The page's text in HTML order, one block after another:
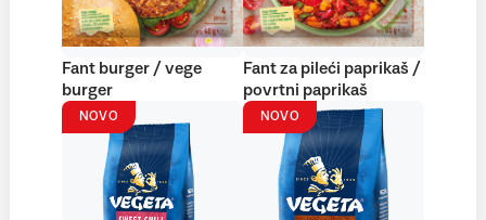
Fant burger / vege
burger
Fant za pileći paprikaš /
povrtni paprikaš
NOVO NOVO